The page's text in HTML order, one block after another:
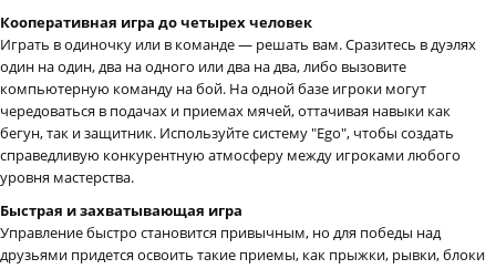
Кооперативная игра до четырех человек
Играть в одиночку или в команде — решать вам. Сразитесь в дуэлях
один на один, два на одного или два на два, либо вызовите
компьютерную команду на бой. На одной базе игроки могут
чередоваться в подачах и приемах мячей, оттачивая навыки как
бегун, так и защитник. Используйте систему "Ego", чтобы создать
справедливую конкурентную атмосферу между игроками любого
уровня мастерства.
Быстрая и захватывающая игра
Управление быстро становится привычным, но для победы над
друзьями придется освоить такие приемы, как прыжки, рывки, блоки